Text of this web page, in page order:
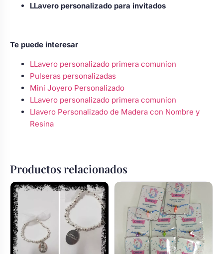
LLavero personalizado para invitados
Te puede interesar
LLavero personalizado primera comunion
Pulseras personalizadas
Mini Joyero Personalizado
LLavero personalizado primera comunion
Llavero Personalizado de Madera con Nombre y
Resina
Productos relacionados